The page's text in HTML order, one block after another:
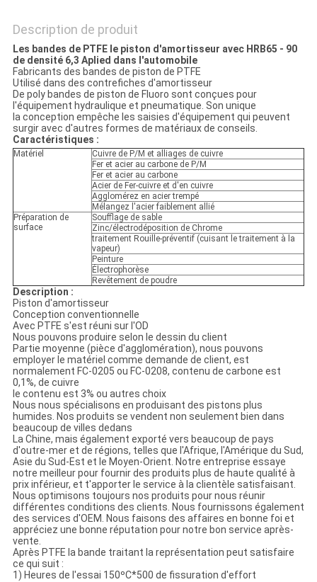
Description de produit
Les bandes de PTFE le piston d'amortisseur avec HRB65 - 90
de densité 6,3 Aplied dans l'automobile
Fabricants des bandes de piston de PTFE
Utilisé dans des contrefiches d'amortisseur
De poly bandes de piston de Fluoro sont conçues pour
l'équipement hydraulique et pneumatique. Son unique
la conception empêche les saisies d'équipement qui peuvent
surgir avec d'autres formes de matériaux de conseils.
Caractéristiques :
Matériel
Cuivre de P/M et alliages de cuivre
Fer et acier au carbone de P/M
Fer et acier au carbone
Acier de Fer-cuivre et d'en cuivre
Agglomérez en acier trempé
Mélangez l'acier faiblement allié
Préparation de
surface
Soufflage de sable
Zinc/électrodéposition de Chrome
traitement Rouille-préventif (cuisant le traitement à la
vapeur)
Peinture
Électrophorèse
Revêtement de poudre
Description :
Piston d'amortisseur
Conception conventionnelle
Avec PTFE s'est réuni sur l'OD
Nous pouvons produire selon le dessin du client
Partie moyenne (pièce d'agglomération), nous pouvons
employer le matériel comme demande de client, est
normalement FC-0205 ou FC-0208, contenu de carbone est
0,1%, de cuivre
le contenu est 3% ou autres choix
Nous nous spécialisons en produisant des pistons plus
humides. Nos produits se vendent non seulement bien dans
beaucoup de villes dedans
La Chine, mais également exporté vers beaucoup de pays
d'outre-mer et de régions, telles que l'Afrique, l'Amérique du Sud,
Asie du Sud-Est et le Moyen-Orient. Notre entreprise essaye
notre meilleur pour fournir des produits plus de haute qualité à
prix inférieur, et t'apporter le service à la clientèle satisfaisant.
Nous optimisons toujours nos produits pour nous réunir
différentes conditions des clients. Nous fournissons également
des services d'OEM. Nous faisons des affaires en bonne foi et
appréciez une bonne réputation pour notre bon service après-
vente.
Après PTFE la bande traitant la représentation peut satisfaire
ce qui suit :
1) Heures de l'essai 150ºС*500 de fissuration d'effort